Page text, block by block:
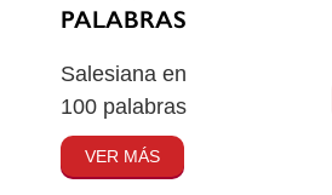
PALABRAS
Salesiana en
100 palabras
VER MÁS